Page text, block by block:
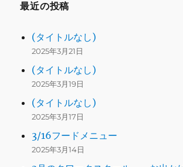
最近の投稿
(タイトルなし)
2025年3月21日
(タイトルなし)
2025年3月19日
(タイトルなし)
2025年3月17日
3/16フードメニュー
2025年3月14日